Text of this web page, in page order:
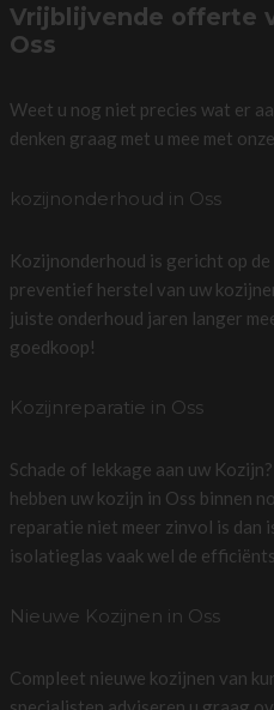
Vrijblijvende offerte
Oss
Weet u nog niet precies wat er
denken graag met u mee met onze
kozijnonderhoud in Oss
Kozijnonderhoud is gericht op
preventief herstel van uw
juiste onderhoud jaren langer
goedkoop!
Kozijnreparatie in Oss
Schade of lekkage aan uw
hebben uw kozijn in Oss binnen
reparatie niet meer zinvol is dan
isolatieglas vaak wel de
Nieuwe Kozijnen in Oss
Compleet nieuwe kozijnen van